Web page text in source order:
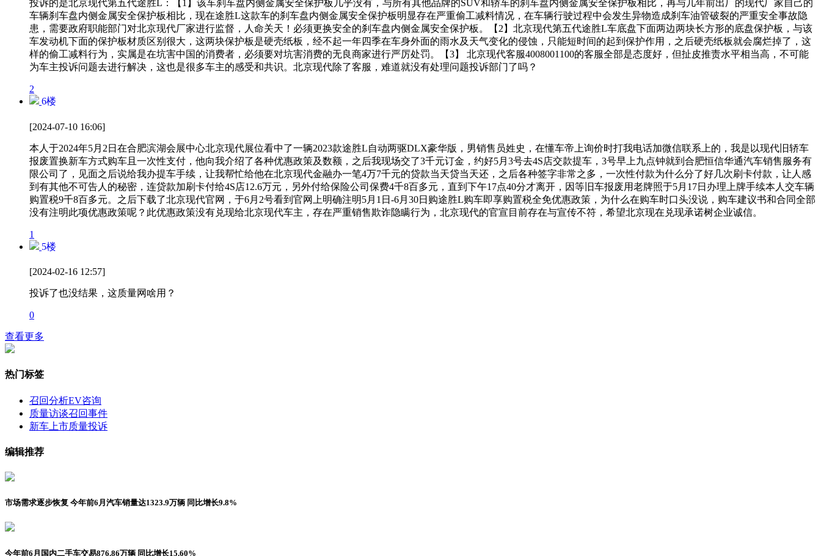
投诉的是北京现代第五代途胜L：【1】该车刹车盘内侧金属安全保护板几乎没有，与所有其他品牌的SUV和轿车的刹车盘内侧金属安全保护板相比，再与几年前出厂的现代厂家自己的
车辆刹车盘内侧金属安全保护板相比，现在途胜L这款车的刹车盘内侧金属安全保护板明显存在严重偷工减料情况，在车辆行驶过程中会发生异物造成刹车油管破裂的严重安全事故隐
患，需要政府职能部门对北京现代厂家进行监督，人命关天！必须更换安全的刹车盘内侧金属安全保护板。【2】北京现代第五代途胜L车底盘下面两边两块长方形的底盘保护板，与该
车发动机下面的保护板材质区别很大，这两块保护板是硬壳纸板，经不起一年四季在车身外面的雨水及天气变化的侵蚀，只能短时间的起到保护作用，之后硬壳纸板就会腐烂掉了，这
样的偷工减料行为，实属是在坑害中国的消费者，必须要对坑害消费的无良商家进行严厉处罚。【3】 北京现代客服4008001100的客服全部是态度好，但扯皮推责水平相当高，不可能
为车主投诉问题去进行解决，这也是很多车主的感受和共识。北京现代除了客服，难道就没有处理问题投诉部门了吗？
2
6楼
[2024-07-10 16:06]
本人于2024年5月2日在合肥滨湖会展中心北京现代展位看中了一辆2023款途胜L自动两驱DLX豪华版，男销售员姓史，在懂车帝上询价时打我电话加微信联系上的，我是以现代旧轿车
报废置换新车方式购车且一次性支付，他向我介绍了各种优惠政策及数额，之后我现场交了3千元订金，约好5月3号去4S店交款提车，3号早上九点钟就到合肥恒信华通汽车销售服务有
限公司了，见面之后说给我办提车手续，让我帮忙给他在北京现代金融办一笔4万7千元的贷款当天贷当天还，之后各种签字非常之多，一次性付款为什么分了好几次刷卡付款，让人感
到有其他不可告人的秘密，连贷款加刷卡付给4S店12.6万元，另外付给保险公司保费4千8百多元，直到下午17点40分才离开，因等旧车报废用老牌照于5月17日办理上牌手续本人交车辆
购置税9千8百多元。之后下载了北京现代官网，于6月2号看到官网上明确注明5月1日-6月30日购途胜L购车即享购置税全免优惠政策，为什么在购车时口头没说，购车建议书和合同全部
没有注明此项优惠政策呢？此优惠政策没有兑现给北京现代车主，存在严重销售欺诈隐瞒行为，北京现代的官宣目前存在与宣传不符，希望北京现在兑现承诺树企业诚信。
1
5楼
[2024-02-16 12:57]
投诉了也没结果，这质量网啥用？
0
查看更多
热门标签
召回分析EV咨询
质量访谈召回事件
新车上市质量投诉
编辑推荐
市场需求逐步恢复 今年前6月汽车销量达1323.9万辆 同比增长9.8%
今年前6月国内二手车交易876.86万辆 同比增长15.60%